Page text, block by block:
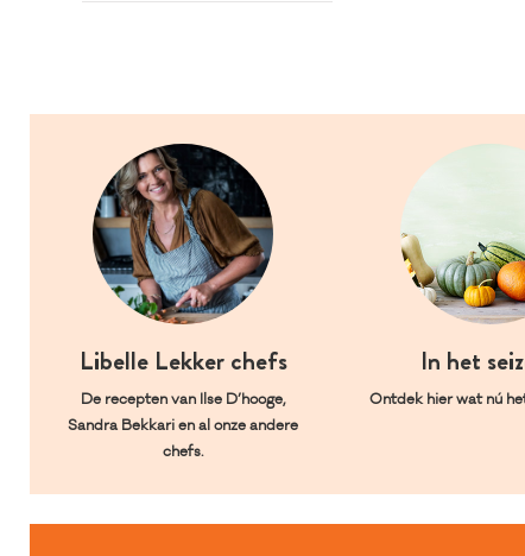
Libelle Lekker chefs
De recepten van Ilse D’hooge,
Sandra Bekkari en al onze andere
chefs.
In het
Ontdek hier wat nú